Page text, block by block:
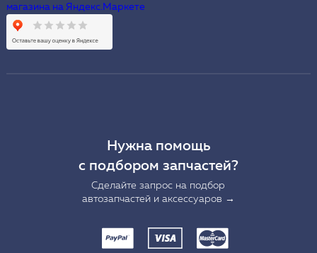
Нужна помощь
с подбором запчастей?
Сделайте запрос на подбор
автозапчастей и аксессуаров →